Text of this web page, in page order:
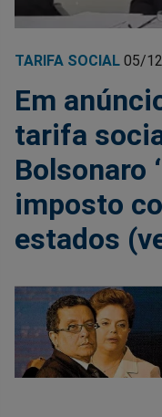
TARIFA SOCIAL 05/
Em
tarifa
Bolsonaro
imposto
estados